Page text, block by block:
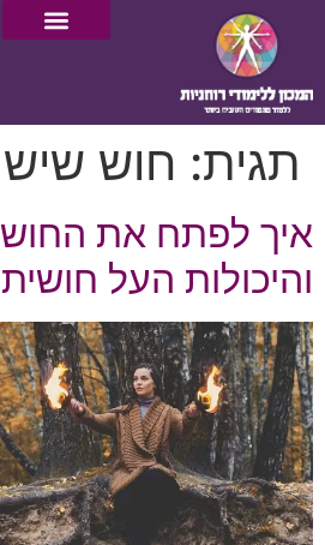
תגית: חוש
איך לפתח את
והיכולות העל חושית – 3